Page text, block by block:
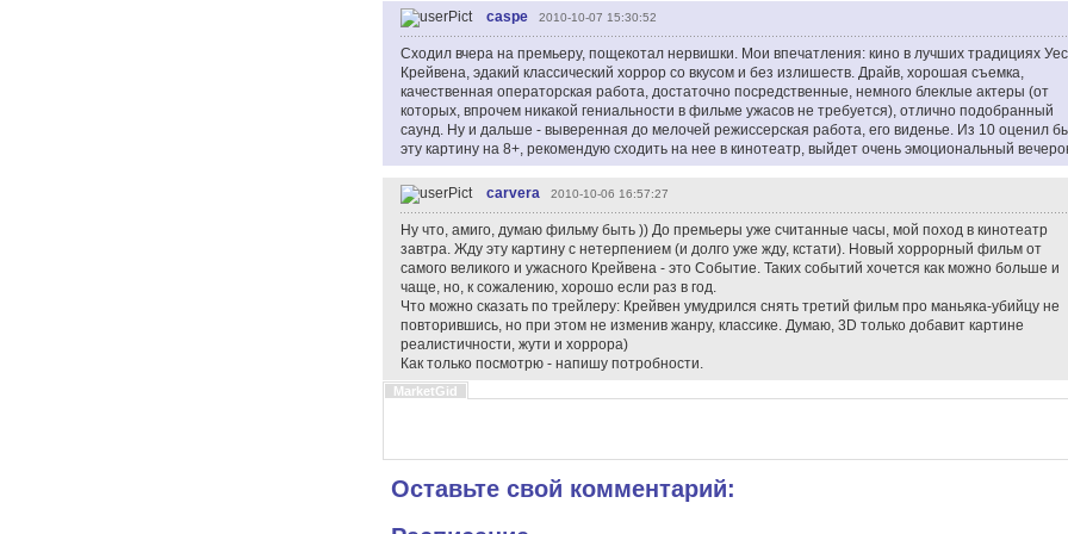
caspe 2010-10-07 15:30:52
Сходил вчера на премьеру, пощекотал нервишки. Мои впечатления: кино в лучших традициях
Крейвена, эдакий классический хоррор со вкусом и без излишеств. Драйв, хорошая съемка,
качественная операторская работа, достаточно посредственные, немного блеклые актеры (от
которых, впрочем никакой гениальности в фильме ужасов не требуется), отлично подобранный
саунд. Ну и дальше - выверенная до мелочей режиссерская работа, его виденье. Из 10 оценил
эту картину на 8+, рекомендую сходить на нее в кинотеатр, выйдет очень эмоциональный
carvera 2010-10-06 16:57:27
Ну что, амиго, думаю фильму быть )) До премьеры уже считанные часы, мой поход в кинотеатр
завтра. Жду эту картину с нетерпением (и долго уже жду, кстати). Новый хоррорный фильм от
самого великого и ужасного Крейвена - это Событие. Таких событий хочется как можно больше и
чаще, но, к сожалению, хорошо если раз в год.
Что можно сказать по трейлеру: Крейвен умудрился снять третий фильм про маньяка-убийцу не
повторившись, но при этом не изменив жанру, классике. Думаю, 3D только добавит картине
реалистичности, жути и хоррора)
Как только посмотрю - напишу потробности.
MarketGid
Оставьте свой комментарий: